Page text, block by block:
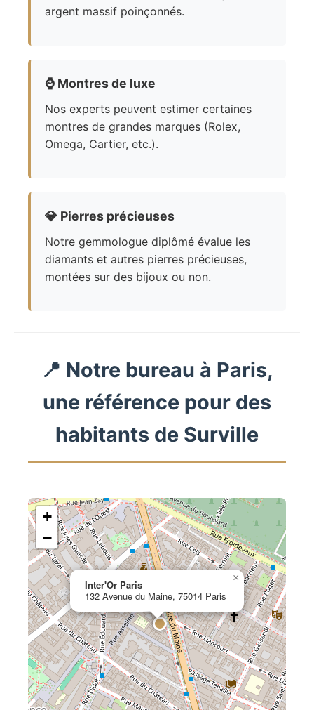
argent massif poinçonnés.
⌚ Montres de luxe
Nos experts peuvent estimer certaines
montres de grandes marques (Rolex,
Omega, Cartier, etc.).
💎 Pierres précieuses
Notre gemmologue diplômé évalue les
diamants et autres pierres précieuses,
montées sur des bijoux ou non.
📍 Notre bureau à Paris,
une référence pour des
habitants de Surville
Inter'Or Paris
132 Avenue du Maine, 75014 Paris
×
+
−